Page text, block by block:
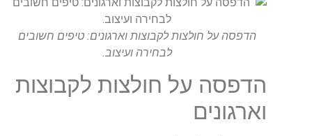
הדפסה על חולצות לקבוצות וארגונים: טיפים חשובים
לבחירה ועיצוב.
הדפסה על חולצות לקבוצות
וארגונים